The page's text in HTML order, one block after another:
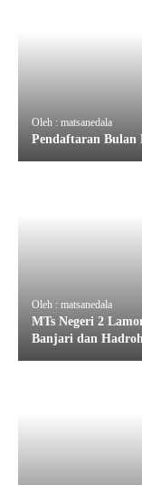
Oleh : matsanedala
Pendaftaran Bulan
Oleh : matsanedala
MTs Negeri 2
Banjari dan